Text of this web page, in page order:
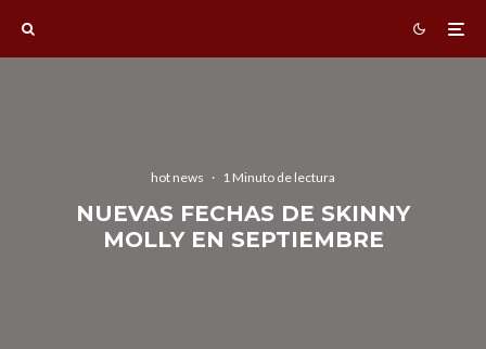
hot news · 1 Minuto de lectura
NUEVAS FECHAS DE SKINNY
MOLLY EN SEPTIEMBRE